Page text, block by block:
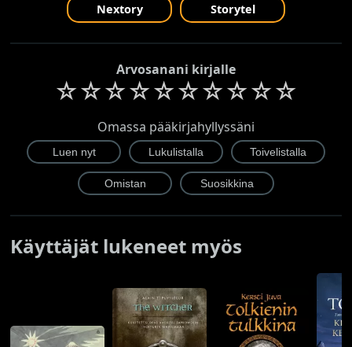
Nextory Storytel
Arvosanani kirjalle
☆☆☆☆☆☆☆☆☆☆
Omassa pääkirjahyllyssäni
Käyttäjät lukeneet myös